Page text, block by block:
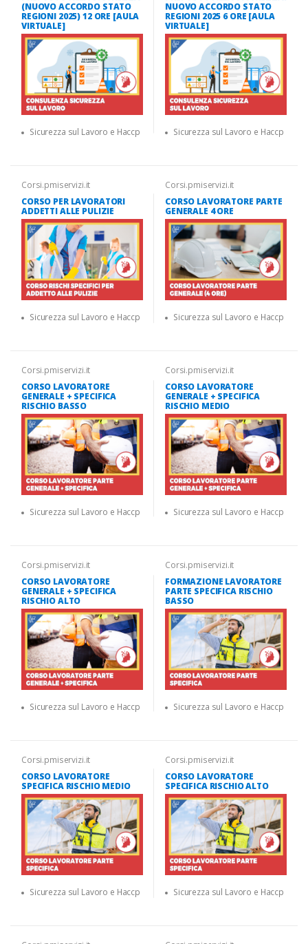
(NUOVO ACCORDO STATO
REGIONI 2025) 12 ORE [AULA
VIRTUALE]
Sicurezza sul Lavoro e Haccp
NUOVO ACCORDO STATO
REGIONI 2025 6 ORE [AULA
VIRTUALE]
Sicurezza sul Lavoro e Haccp
Corsi.pmiservizi.it
CORSO PER LAVORATORI
ADDETTI ALLE PULIZIE
Sicurezza sul Lavoro e Haccp
Corsi.pmiservizi.it
CORSO LAVORATORE PARTE
GENERALE 4 ORE
Sicurezza sul Lavoro e Haccp
Corsi.pmiservizi.it
CORSO LAVORATORE
GENERALE + SPECIFICA
RISCHIO BASSO
Sicurezza sul Lavoro e Haccp
Corsi.pmiservizi.it
CORSO LAVORATORE
GENERALE + SPECIFICA
RISCHIO MEDIO
Sicurezza sul Lavoro e Haccp
Corsi.pmiservizi.it
CORSO LAVORATORE
GENERALE + SPECIFICA
RISCHIO ALTO
Sicurezza sul Lavoro e Haccp
Corsi.pmiservizi.it
FORMAZIONE LAVORATORE
PARTE SPECIFICA RISCHIO
BASSO
Sicurezza sul Lavoro e Haccp
Corsi.pmiservizi.it
CORSO LAVORATORE
SPECIFICA RISCHIO MEDIO
Sicurezza sul Lavoro e Haccp
Corsi.pmiservizi.it
CORSO LAVORATORE
SPECIFICA RISCHIO ALTO
Sicurezza sul Lavoro e Haccp